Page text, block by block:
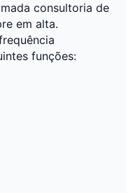
consultoria de
em alta.
funções: